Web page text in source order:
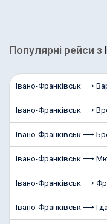
Популярні рейcи з
Івано-Франківськ ⟶
Івано-Франківськ ⟶
Івано-Франківськ ⟶
Івано-Франківськ ⟶
Івано-Франківськ ⟶
Івано-Франківськ ⟶